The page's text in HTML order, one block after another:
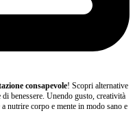
consapevole! Scopri alternative
benessere. Unendo gusto, creatività
nutrire corpo e mente in modo sano e